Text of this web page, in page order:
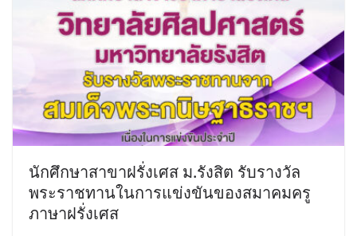
นักศึกษาสาขาฝรั่งเศส ม.รังสิต รับรางวัล
พระราชทานในการแข่งขันของสมาคมครู
ภาษาฝรั่งเศส